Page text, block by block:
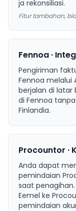
ja rekonsiliasi.
Fitur tambahan,
Fennoa ·
Pengiriman
Fennoa melalui
berjalan di
di Fennoa
Finlandia.
Procountor ·
Anda dapat
pemindaian
saat penagihan.
Eemel ke
pemindaian